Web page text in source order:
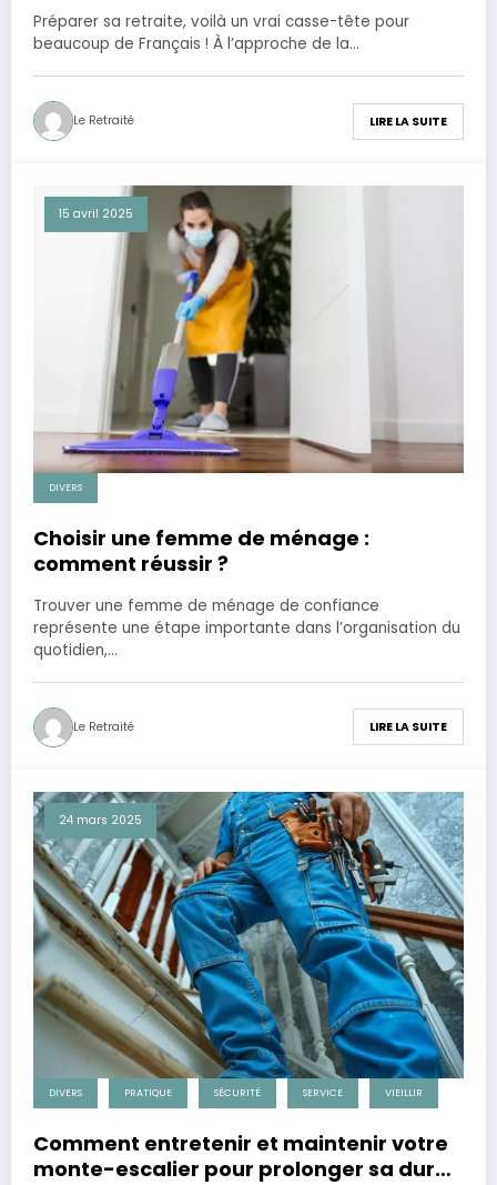
Préparer sa retraite, voilà un vrai casse-tête pour
beaucoup de Français ! À l’approche de la…
Le Retraité LIRE LA SUITE
15 avril 2025
DIVERS
Choisir une femme de ménage :
comment réussir ?
Trouver une femme de ménage de confiance
représente une étape importante dans l’organisation du
quotidien,…
Le Retraité LIRE LA SUITE
24 mars 2025
DIVERS PRATIQUE SÉCURITÉ SERVICE VIEILLIR
Comment entretenir et maintenir votre
monte-escalier pour prolonger sa durée